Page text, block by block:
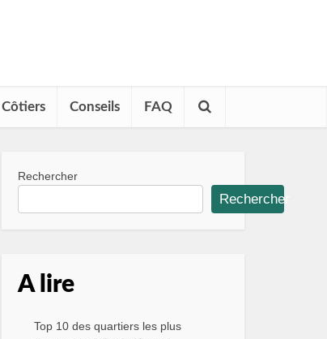
Côtiers Conseils FAQ
Rechercher
Rechercher
A lire
Top 10 des quartiers les plus